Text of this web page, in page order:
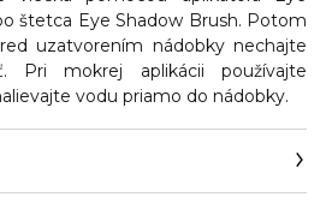
štetca Eye Shadow Brush. Potom
uzatvorením nádobky nechajte
Pri mokrej aplikácii používajte
vodu priamo do nádobky.